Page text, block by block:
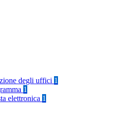
degli uffici 1
1
elettronica 1